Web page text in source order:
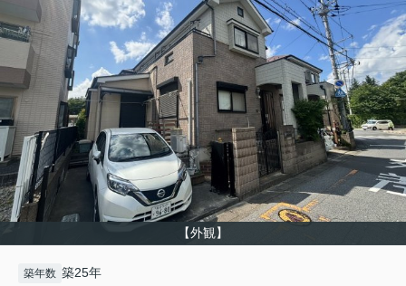
【外観】
築年数 築25年